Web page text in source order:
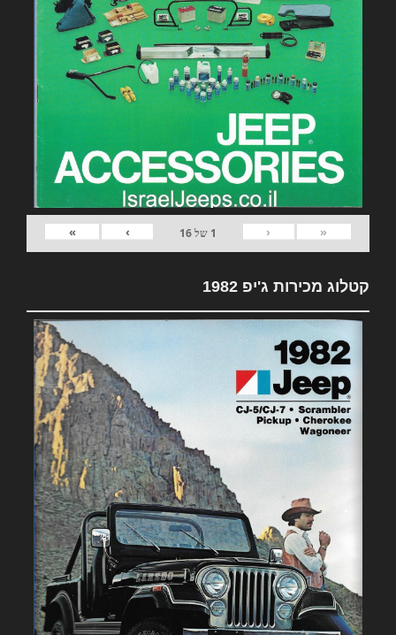
«
‹
1 של16
›
»
קטלוג מכירות ג'יפ 1982